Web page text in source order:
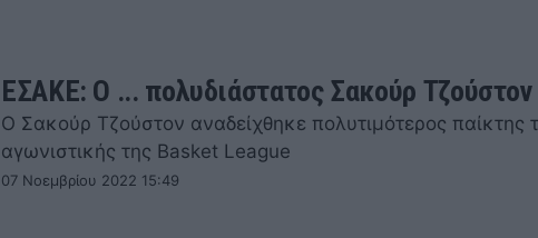
ΕΣΑΚΕ: Ο ... πολυδιάστατος Σακούρ
Ο Σακούρ Τζούστον αναδείχθηκε πολυτιμότερος παίκτης
αγωνιστικής της Basket League
07 Νοεμβρίου 2022 15:49